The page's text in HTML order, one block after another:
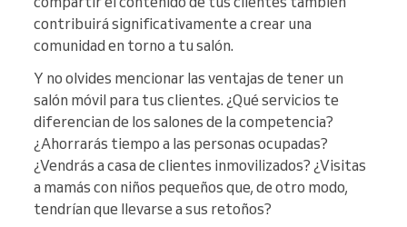
contribuirá significativamente a crear una
comunidad en torno a tu salón.
Y no olvides mencionar las ventajas de tener un
salón móvil para tus clientes. ¿Qué servicios te
diferencian de los salones de la competencia?
¿Ahorrarás tiempo a las personas ocupadas?
¿Vendrás a casa de clientes inmovilizados? ¿Visitas
a mamás con niños pequeños que, de otro modo,
tendrían que llevarse a sus retoños?